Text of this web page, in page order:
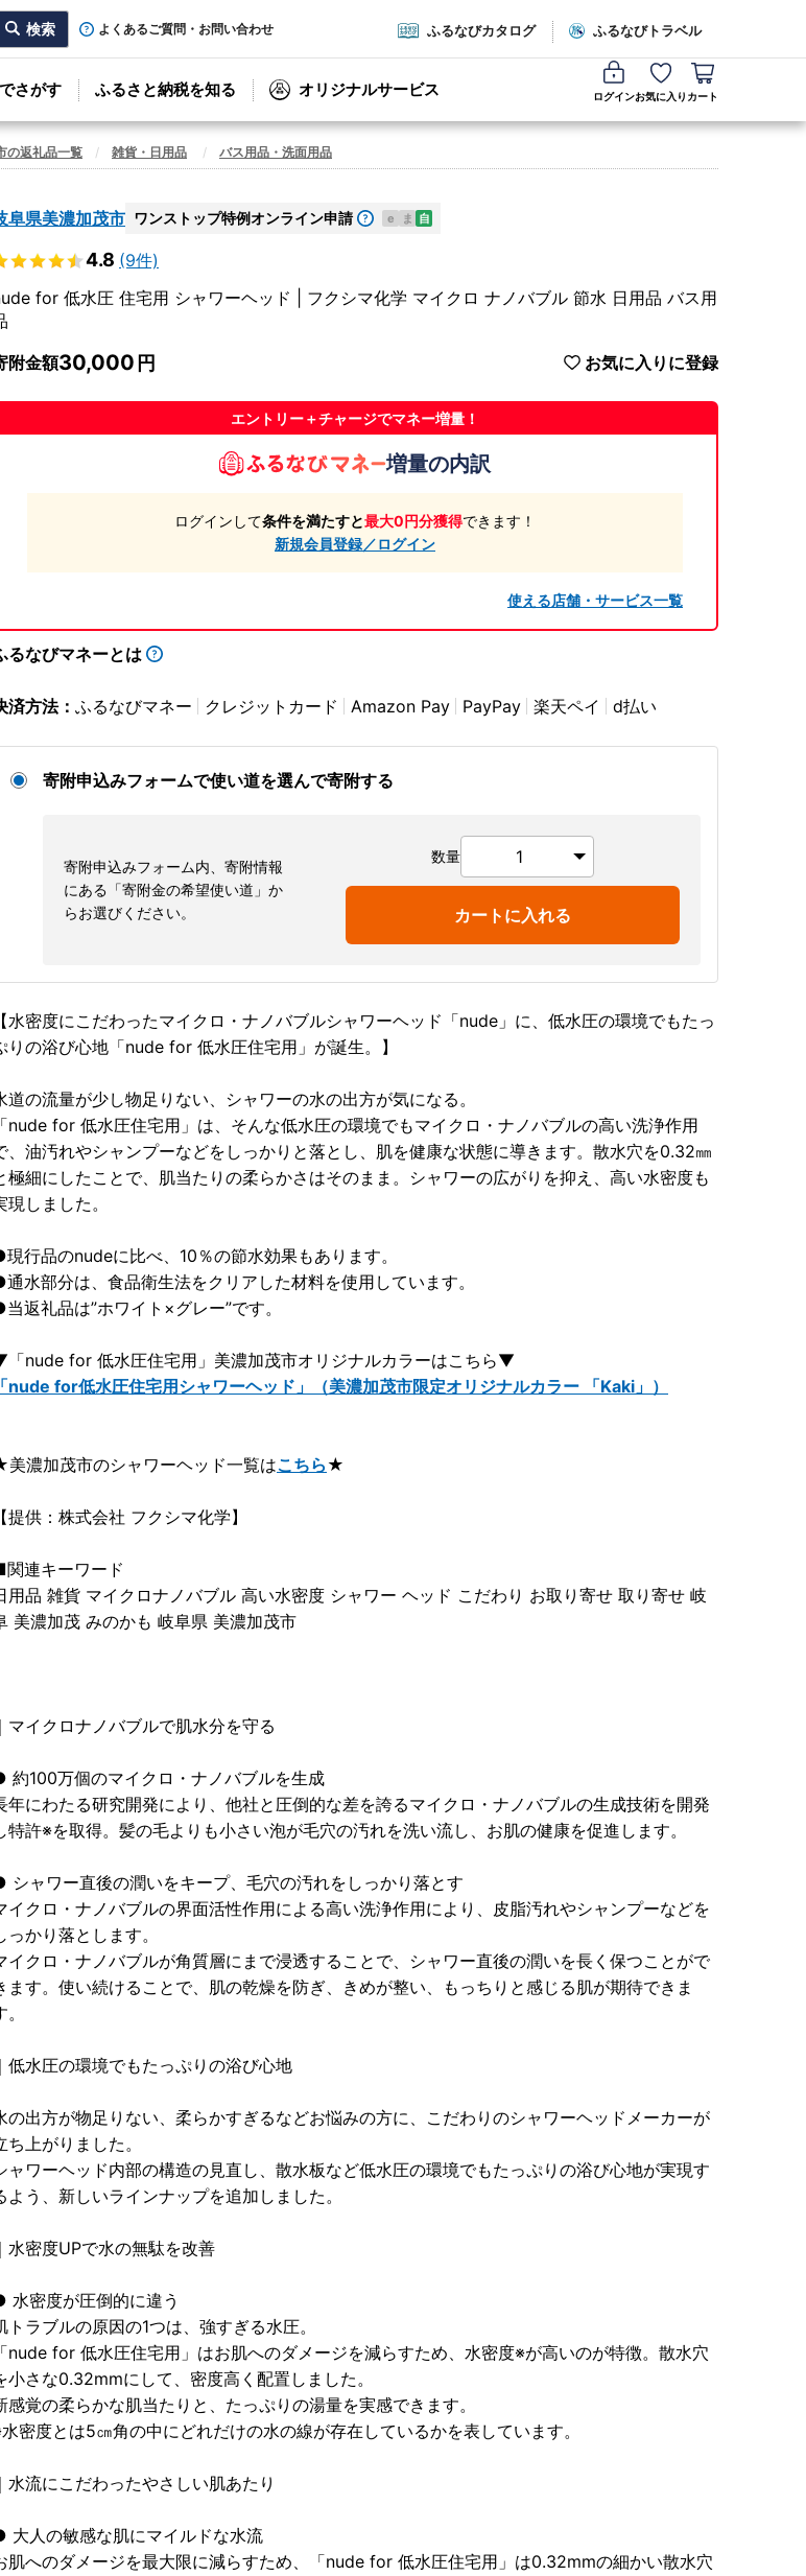
よくあるご質問・お問い合わせ ふるなびカタログ ふるなびトラベル
さがす ふるさと納税を知る オリジナルサービス ログインお気に入り カート
の返礼品一覧 雑貨・日用品 バス用品・洗面用品
阜県美濃加茂市 ワンストップ特例オンライン申請 e ま 自
4.8 (9件)
for 低水圧 住宅用 シャワーヘッド | フクシマ化学 マイクロ ナノバブル 節水 日用品 バス用
附金額30,000 お気に入りに登録
エントリー＋チャージでマネー増量！
増量の内訳
ログインして条件を満たすと最大0円分獲得できます！
新規会員登録／ログイン
使える店舗・サービス一覧
るなびマネーとは
済方法： ふるなびマネー クレジットカード Amazon Pay PayPay 楽天ペイ d払い
寄附申込みフォームで使い道を選んで寄附する
寄附申込みフォーム内、寄附情報
にある「寄附金の希望使い道」か
らお選びください。
数量
カートに入れる
【水密度にこだわったマイクロ・ナノバブルシャワーヘッド「nude」に、低水圧の環境でもたっ
りの浴び心地「nude for 低水圧住宅用」が誕生。】
道の流量が少し物足りない、シャワーの水の出方が気になる。
「nude for 低水圧住宅用」は、そんな低水圧の環境でもマイクロ・ナノバブルの高い洗浄作用
、油汚れやシャンプーなどをしっかりと落とし、肌を健康な状態に導きます。散水穴を0.32㎜
極細にしたことで、肌当たりの柔らかさはそのまま。シャワーの広がりを抑え、高い水密度も
現しました。
行品のnudeに比べ、10％の節水効果もあります。
水部分は、食品衛生法をクリアした材料を使用しています。
返礼品は”ホワイト×グレー”です。
nude for 低水圧住宅用」美濃加茂市オリジナルカラーはこちら▼
「nude for低水圧住宅用シャワーヘッド」（美濃加茂市限定オリジナルカラー 「Kaki」）
濃加茂市のシャワーヘッド一覧はこちら ★
【提供：株式会社 フクシマ化学】
連キーワード
用品 雑貨 マイクロナノバブル 高い水密度 シャワー ヘッド こだわり お取り寄せ 取り寄せ 岐
美濃加茂 みのかも 岐阜県 美濃加茂市
｜マイクロナノバブルで肌水分を守る
約100万個のマイクロ・ナノバブルを生成
年にわたる研究開発により、他社と圧倒的な差を誇るマイクロ・ナノバブルの生成技術を開発
特許※を取得。髪の毛よりも小さい泡が毛穴の汚れを洗い流し、お肌の健康を促進します。
シャワー直後の潤いをキープ、毛穴の汚れをしっかり落とす
イクロ・ナノバブルの界面活性作用による高い洗浄作用により、皮脂汚れやシャンプーなどを
っかり落とします。
イクロ・ナノバブルが角質層にまで浸透することで、シャワー直後の潤いを長く保つことがで
ます。使い続けることで、肌の乾燥を防ぎ、きめが整い、もっちりと感じる肌が期待できま
｜低水圧の環境でもたっぷりの浴び心地
の出方が物足りない、柔らかすぎるなどお悩みの方に、こだわりのシャワーヘッドメーカーが
ち上がりました。
ャワーヘッド内部の構造の見直し、散水板など低水圧の環境でもたっぷりの浴び心地が実現す
よう、新しいラインナップを追加しました。
｜水密度UPで水の無駄を改善
水密度が圧倒的に違う
トラブルの原因の1つは、強すぎる水圧。
「nude for 低水圧住宅用」はお肌へのダメージを減らすため、水密度※が高いのが特徴。散水穴
小さな0.32mmにして、密度高く配置しました。
感覚の柔らかな肌当たりと、たっぷりの湯量を実感できます。
密度とは5㎝角の中にどれだけの水の線が存在しているかを表しています。
｜水流にこだわったやさしい肌あたり
大人の敏感な肌にマイルドな水流
肌へのダメージを最大限に減らすため、「nude for 低水圧住宅用」は0.32mmの細かい散水穴